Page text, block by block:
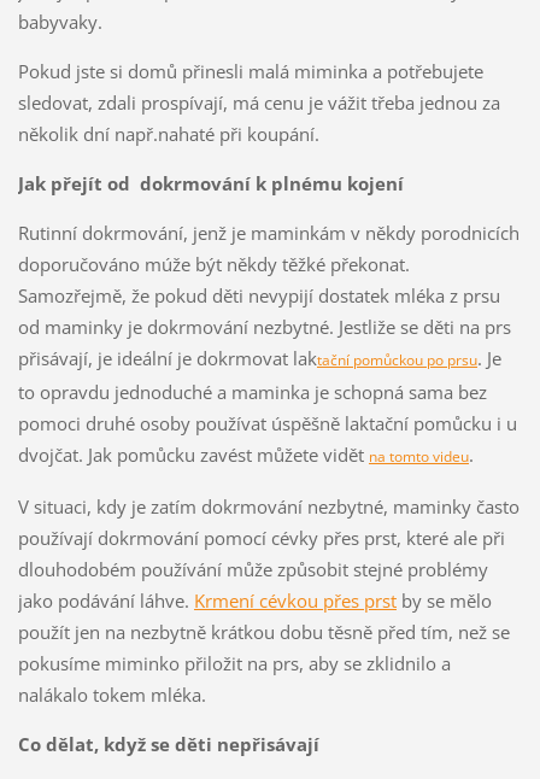
babyvaky.
Pokud jste si domů přinesli malá miminka a potřebujete
sledovat, zdali prospívají, má cenu je vážit třeba jednou za
několik dní např.nahaté při koupání.
Jak přejít od dokrmování k plnému kojení
Rutinní dokrmování, jenž je maminkám v někdy porodnicích
doporučováno múže být někdy těžké překonat.
Samozřejmě, že pokud děti nevypijí dostatek mléka z prsu
od maminky je dokrmování nezbytné. Jestliže se děti na prs
přisávají, je ideální je dokrmovat laktační pomůckou po prsu. Je
to opravdu jednoduché a maminka je schopná sama bez
pomoci druhé osoby používat úspěšně laktační pomůcku i u
dvojčat. Jak pomůcku zavést můžete vidět na tomto videu.
V situaci, kdy je zatím dokrmování nezbytné, maminky často
používají dokrmování pomocí cévky přes prst, které ale při
dlouhodobém používání může způsobit stejné problémy
jako podávání láhve. Krmení cévkou přes prstby se mělo
použít jen na nezbytně krátkou dobu těsně před tím, než se
pokusíme miminko přiložit na prs, aby se zklidnilo a
nalákalo tokem mléka.
Co dělat, když se děti nepřisávají